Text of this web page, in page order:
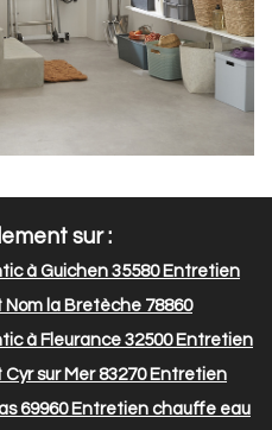
sur :
à Guichen 35580Entretien
la Bretèche 78860
à Fleurance 32500Entretien
sur Mer 83270Entretien
69960Entretien chauffe eau